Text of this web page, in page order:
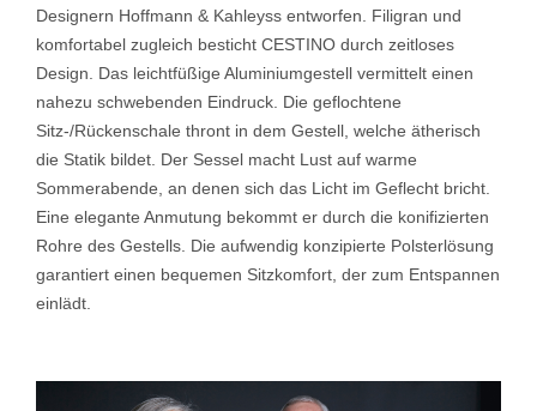
Designern Hoffmann & Kahleyss entworfen. Filigran und
komfortabel zugleich besticht CESTINO durch zeitloses
Design. Das leichtfüßige Aluminiumgestell vermittelt einen
nahezu schwebenden Eindruck. Die geflochtene
Sitz-/Rückenschale thront in dem Gestell, welche ätherisch
die Statik bildet. Der Sessel macht Lust auf warme
Sommerabende, an denen sich das Licht im Geflecht bricht.
Eine elegante Anmutung bekommt er durch die konifizierten
Rohre des Gestells. Die aufwendig konzipierte Polsterlösung
garantiert einen bequemen Sitzkomfort, der zum Entspannen
einlädt.